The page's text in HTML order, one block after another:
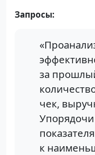
Запросы:
за
чек,
показателя
к